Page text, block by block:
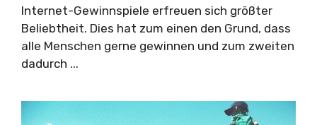
Internet-Gewinnspiele erfreuen sich größter
Beliebtheit. Dies hat zum einen den Grund, dass
alle Menschen gerne gewinnen und zum zweiten
dadurch ...